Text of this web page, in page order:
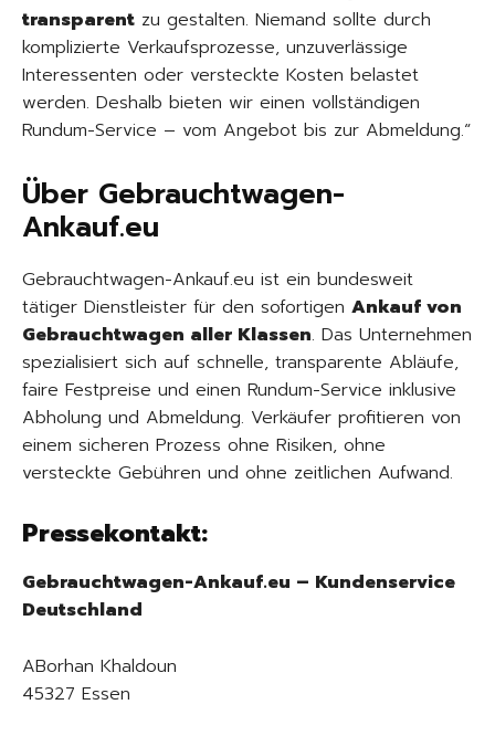
transparent zu gestalten. Niemand sollte durch
komplizierte Verkaufsprozesse, unzuverlässige
Interessenten oder versteckte Kosten belastet
werden. Deshalb bieten wir einen vollständigen
Rundum-Service – vom Angebot bis zur Abmeldung.“
Über Gebrauchtwagen-
Ankauf.eu
Gebrauchtwagen-Ankauf.eu ist ein bundesweit
tätiger Dienstleister für den sofortigen Ankauf von
Gebrauchtwagen aller Klassen. Das Unternehmen
spezialisiert sich auf schnelle, transparente Abläufe,
faire Festpreise und einen Rundum-Service inklusive
Abholung und Abmeldung. Verkäufer profitieren von
einem sicheren Prozess ohne Risiken, ohne
versteckte Gebühren und ohne zeitlichen Aufwand.
Pressekontakt:
Gebrauchtwagen-Ankauf.eu – Kundenservice
Deutschland
ABorhan Khaldoun
45327 Essen